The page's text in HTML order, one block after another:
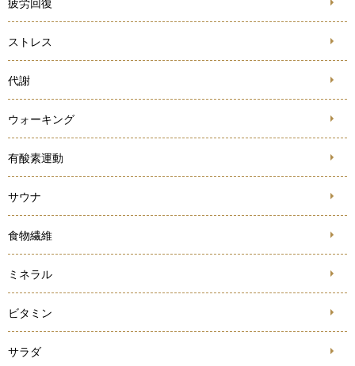
ストレス
代謝
ウォーキング
有酸素運動
サウナ
食物繊維
ミネラル
ビタミン
サラダ